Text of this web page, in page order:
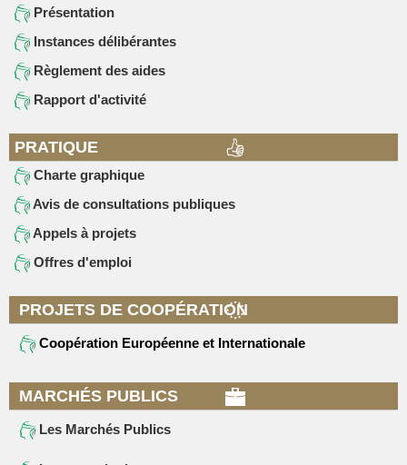
Présentation
Instances délibérantes
Règlement des aides
Rapport d'activité
PRATIQUE
Charte graphique
Avis de consultations publiques
Appels à projets
Offres d'emploi
PROJETS DE COOPÉRATION
Coopération Européenne et Internationale
MARCHÉS PUBLICS
Les Marchés Publics